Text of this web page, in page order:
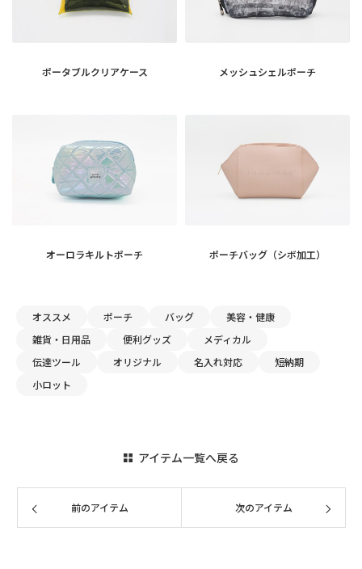
オススメ ポーチ バッグ
美容・健康
雑貨・日用品
便利グッズ
メディカル
伝達ツール
オリジナル 名入れ対応
短納期
小ロット
アイテム一覧へ戻る